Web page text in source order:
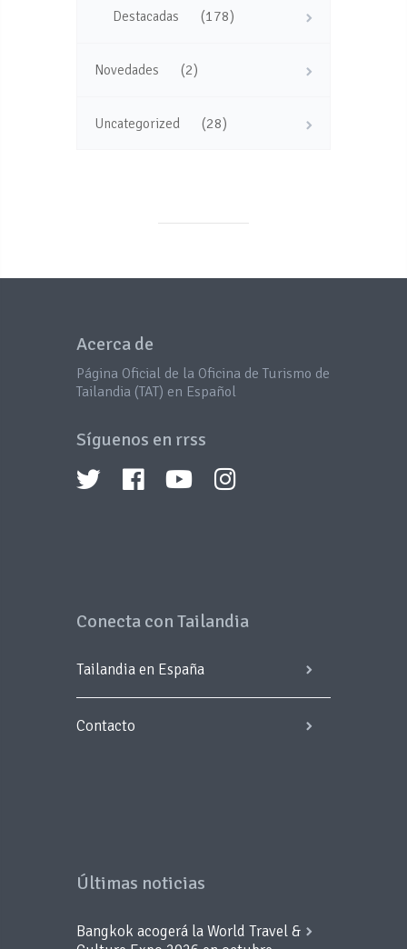
Destacadas (178)
Novedades (2)
Uncategorized (28)
Acerca de
Página Oficial de la Oficina de Turismo de
Tailandia (TAT) en Español
Síguenos en rrss
Conecta con Tailandia
Tailandia en España
Contacto
Últimas noticias
Bangkok acogerá la World Travel &